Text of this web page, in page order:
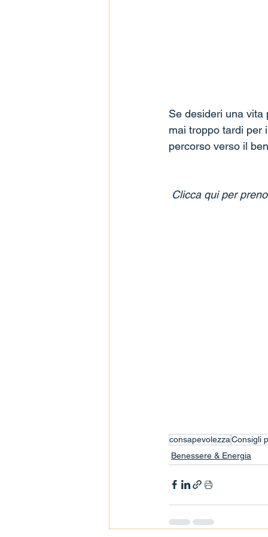
Se desideri una vita
mai troppo tardi per
percorso verso il
Clicca qui per
consapevolezzaConsigli
Benessere & Energia